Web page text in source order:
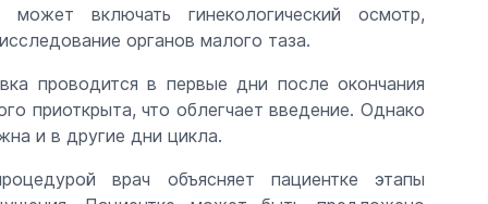
может включать гинекологический осмотр,
органов малого таза.
проводится в первые дни после окончания
приоткрыта, что облегчает введение. Однако
и в другие дни цикла.
врач объясняет пациентке этапы